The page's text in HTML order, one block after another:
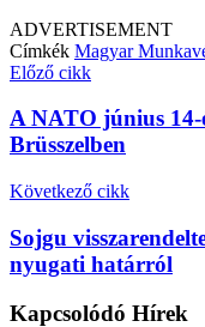
ADVERTISEMENT
Címkék Magyar
Előző cikk
A NATO június
Brüsszelben
Következő cikk
Sojgu
nyugati határról
Kapcsolódó Hírek